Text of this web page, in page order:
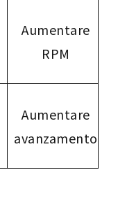
Aumentare
RPM
Aumentare
avanzamento